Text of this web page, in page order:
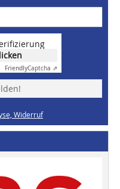
FriendlyCaptcha ⇗
Widerruf